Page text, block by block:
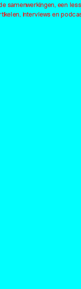
een
interviews en